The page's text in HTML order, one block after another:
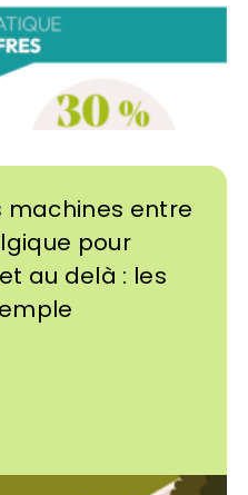
machines entre
pour
au delà : les